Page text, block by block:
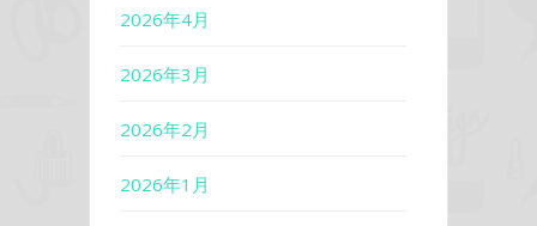
2026年4月
2026年3月
2026年2月
2026年1月